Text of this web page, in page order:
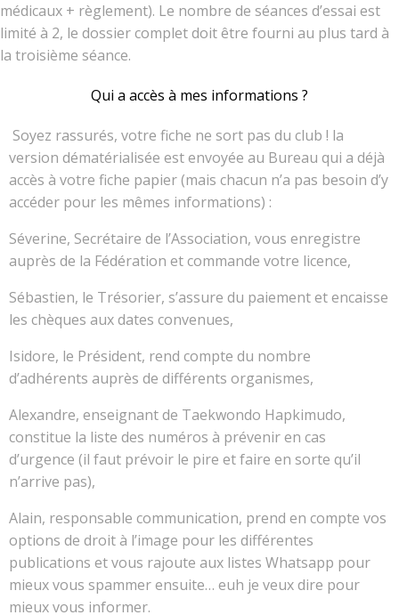
médicaux + règlement). Le nombre de séances d’essai est
limité à 2, le dossier complet doit être fourni au plus tard à
la troisième séance.
Qui a accès à mes informations ?
Soyez rassurés, votre fiche ne sort pas du club ! la
version dématérialisée est envoyée au Bureau qui a déjà
accès à votre fiche papier (mais chacun n’a pas besoin d’y
accéder pour les mêmes informations) :
Séverine, Secrétaire de l’Association, vous enregistre
auprès de la Fédération et commande votre licence,
Sébastien, le Trésorier, s’assure du paiement et encaisse
les chèques aux dates convenues,
Isidore, le Président, rend compte du nombre
d’adhérents auprès de différents organismes,
Alexandre, enseignant de Taekwondo Hapkimudo,
constitue la liste des numéros à prévenir en cas
d’urgence (il faut prévoir le pire et faire en sorte qu’il
n’arrive pas),
Alain, responsable communication, prend en compte vos
options de droit à l’image pour les différentes
publications et vous rajoute aux listes Whatsapp pour
mieux vous spammer ensuite… euh je veux dire pour
mieux vous informer.